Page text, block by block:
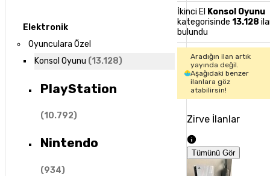
Elektronik
Oyunculara Özel
Konsol Oyunu (13.128)
PlayStation
(10.792)
Nintendo
(934)
İkinci El Konsol Oyunu
kategorisinde 13.128
bulundu
Aradığın ilan artık
yayında değil.
Aşağıdaki benzer
ilanlara göz
atabilirsin!
Zirve İlanlar
Tümünü Gör